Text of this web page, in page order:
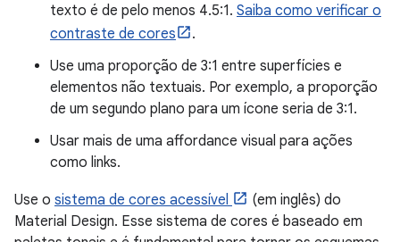
texto é de pelo menos 4.5:1. Saiba como verificar o
contraste de cores
.
Use uma proporção de 3:1 entre superfícies e
elementos não textuais. Por exemplo, a proporção
de um segundo plano para um ícone seria de 3:1.
Usar mais de uma affordance visual para ações
como links.
Use o sistema de cores acessível
(em inglês) do
Material Design. Esse sistema de cores é baseado em